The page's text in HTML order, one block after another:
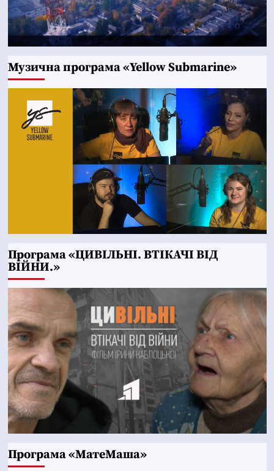
Музична програма «Yellow Submarine»
Програма «ЦИВІЛЬНІ. ВТІКАЧІ ВІД
ВІЙНИ.»
Програма «МатеМаша»